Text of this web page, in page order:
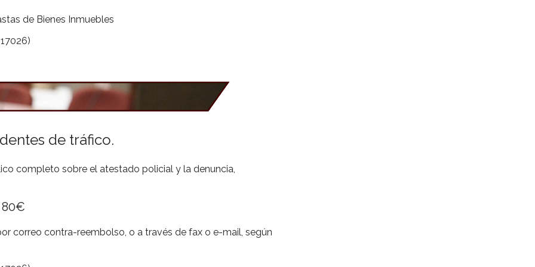
de Bienes Inmuebles
de tráfico.
completo sobre el atestado policial y la denuncia,
80€
correo contra-reembolso, o a través de fax o e-mail, según